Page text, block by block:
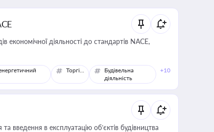
економічної діяльності до стандартів NACE,
Торгівля
Будівельна
діяльність
+10
введення в експлуатацію об’єктів будівництва